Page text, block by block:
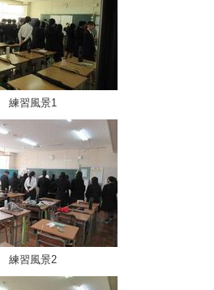
練習風景1
練習風景2